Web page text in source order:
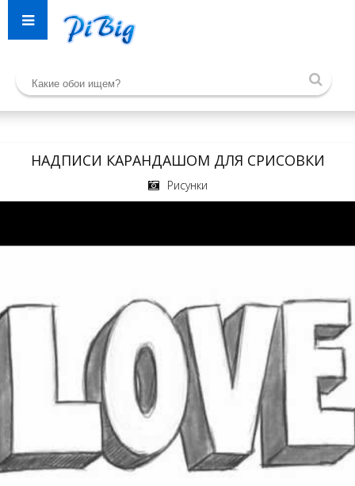
НАДПИСИ КАРАНДАШОМ ДЛЯ СРИСОВКИ
Рисунки